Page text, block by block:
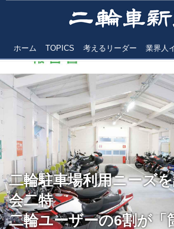
ホーム TOPICS 考えるリーダー 業界人
二輪駐車場利用ニーズ
会二特
二輪ユーザーの6割が「